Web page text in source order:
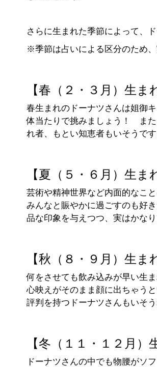
さらに生まれた季節によって、
※季節は占いによる区分のため
【春（２・３月）生ま
春生まれのドーナツさんは姐御
体当たりで挑みましょう！ また
れ者、もとい知恵者もいそうです
【夏（５・６月）生ま
芸術や精神世界など内面的なこ
みんなと賑やかに過ごすのも好
品な印象を与えつつ、実はかな
【秋（８・９月）生ま
何をさせても飲み込みが早い生
心映えがそのまま顔に出ちゃう
評判を持つドーナツさんもいそう
【冬（１１・１２月）
ドーナツさんの中でも物腰がソ